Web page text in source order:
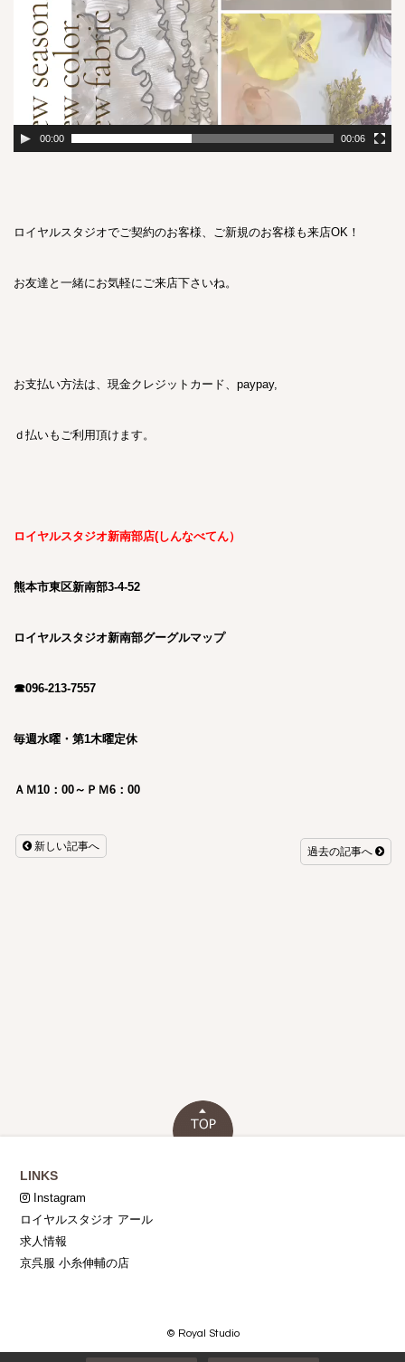
00:00 00:06
ロイヤルスタジオでご契約のお客様、ご新規のお客様も来店OK！
お友達と一緒にお気軽にご来店下さいね。
お支払い方法は、現金クレジットカード、paypay,
ｄ払いもご利用頂けます。
ロイヤルスタジオ新南部店(しんなべてん）
熊本市東区新南部3-4-52
ロイヤルスタジオ新南部グーグルマップ
☎096-213-7557
毎週水曜・第1木曜定休
ＡＭ10：00～ＰＭ6：00
新しい記事へ 過去の記事へ
LINKS
Instagram
ロイヤルスタジオ アール
求人情報
京呉服 小糸伸輔の店
© Royal Studio